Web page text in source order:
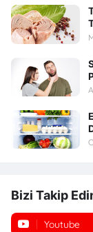
Bizi Takip
Youtube